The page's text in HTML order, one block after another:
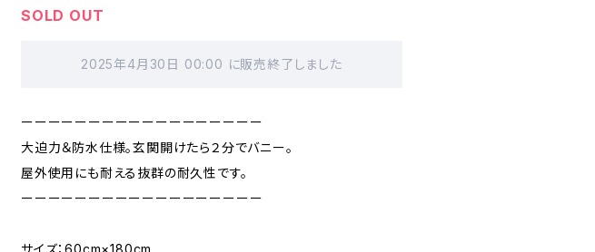
SOLD OUT
2025年4月30日 00:00 に販売終了しました
ーーーーーーーーーーーーーーーーーー
大迫力＆防水仕様。玄関開けたら２分でバニー。
屋外使用にも耐える抜群の耐久性です。
ーーーーーーーーーーーーーーーーーー
サイズ：60cm×180cm